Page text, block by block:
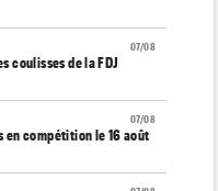
07/08
coulisses de la FDJ
07/08
en compétition le 16 août